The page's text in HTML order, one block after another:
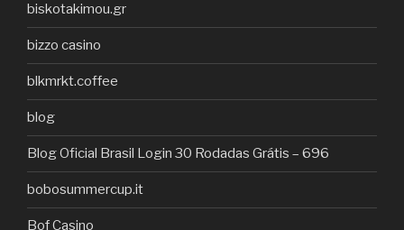
biskotakimou.gr
bizzo casino
blkmrkt.coffee
blog
Blog Oficial Brasil Login 30 Rodadas Grátis – 696
bobosummercup.it
Bof Casino